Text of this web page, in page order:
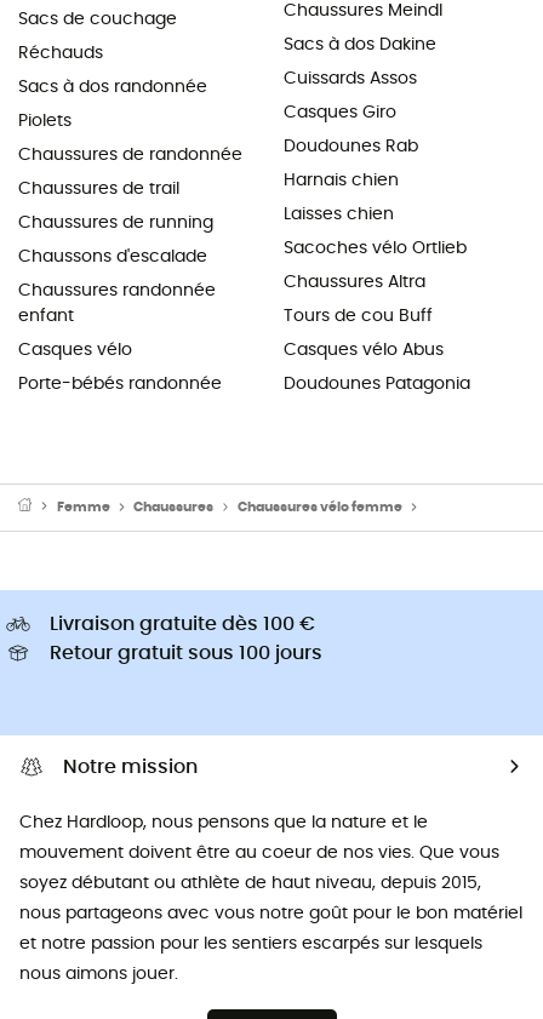
Sacs de couchage
Réchauds
Sacs à dos randonnée
Piolets
Chaussures de randonnée
Chaussures de trail
Chaussures de running
Chaussons d'escalade
Chaussures randonnée
enfant
Casques vélo
Porte-bébés randonnée
Chaussures Meindl
Sacs à dos Dakine
Cuissards Assos
Casques Giro
Doudounes Rab
Harnais chien
Laisses chien
Sacoches vélo Ortlieb
Chaussures Altra
Tours de cou Buff
Casques vélo Abus
Doudounes Patagonia
Femme Chaussures Chaussures vélo femme
Livraison gratuite dès 100 €
Retour gratuit sous 100 jours
Notre mission
Chez Hardloop, nous pensons que la nature et le
mouvement doivent être au coeur de nos vies. Que vous
soyez débutant ou athlète de haut niveau, depuis 2015,
nous partageons avec vous notre goût pour le bon matériel
et notre passion pour les sentiers escarpés sur lesquels
nous aimons jouer.